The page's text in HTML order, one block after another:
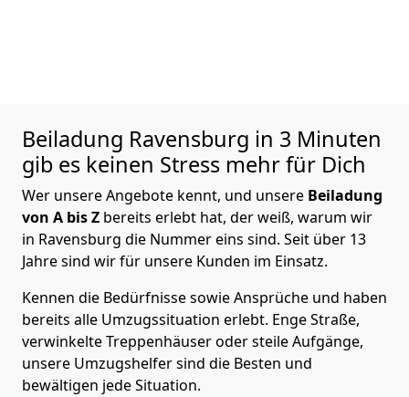
Beiladung Ravensburg in 3 Minuten
gib es keinen Stress mehr für Dich
Wer unsere Angebote kennt, und unsere Beiladung
von A bis Z bereits erlebt hat, der weiß, warum wir
in Ravensburg die Nummer eins sind. Seit über 13
Jahre sind wir für unsere Kunden im Einsatz.
Kennen die Bedürfnisse sowie Ansprüche und haben
bereits alle Umzugssituation erlebt. Enge Straße,
verwinkelte Treppenhäuser oder steile Aufgänge,
unsere Umzugshelfer sind die Besten und
bewältigen jede Situation.